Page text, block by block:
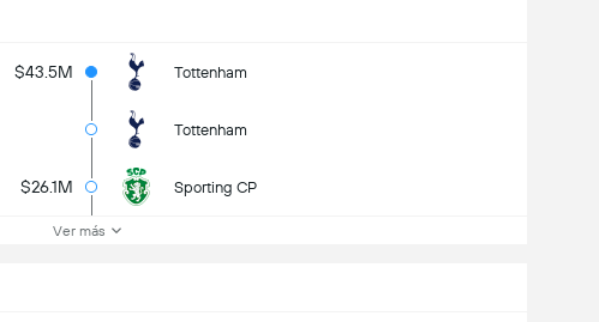
$43.5M Tottenham
Tottenham
$26.1M Sporting CP
Ver más